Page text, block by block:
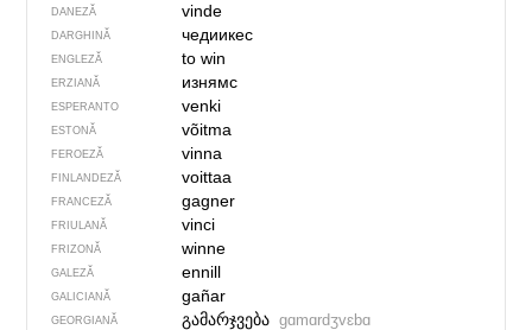
DANEZĂ vinde
DARGHINĂ чедиикес
ENGLEZĂ to win
ERZIANĂ изнямс
ESPERANTO venki
ESTONĂ võitma
FEROEZĂ vinna
FINLANDEZĂ voittaa
FRANCEZĂ gagner
FRIULANĂ vinci
FRIZONĂ winne
GALEZĂ ennill
GALICIANĂ gañar
GEORGIANĂ გამარჯვება gɑmɑrdʒvɛbɑ